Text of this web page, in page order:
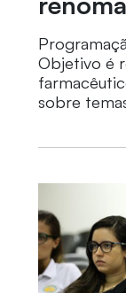
Objetivo é
sobre